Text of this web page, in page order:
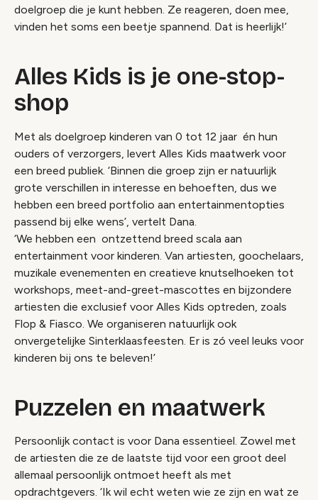
doelgroep die je kunt hebben. Ze reageren, doen mee,
vinden het soms een beetje spannend. Dat is heerlijk!’
Alles Kids is je one-stop-
shop
Met als doelgroep kinderen van 0 tot 12 jaar én hun
ouders of verzorgers, levert Alles Kids maatwerk voor
een breed publiek. ‘Binnen die groep zijn er natuurlijk
grote verschillen in interesse en behoeften, dus we
hebben een breed portfolio aan entertainmentopties
passend bij elke wens’, vertelt Dana.
‘We hebben een ontzettend breed scala aan
entertainment voor kinderen. Van artiesten, goochelaars,
muzikale evenementen en creatieve knutselhoeken tot
workshops, meet-and-greet-mascottes en bijzondere
artiesten die exclusief voor Alles Kids optreden, zoals
Flop & Fiasco. We organiseren natuurlijk ook
onvergetelijke Sinterklaasfeesten. Er is zó veel leuks voor
kinderen bij ons te beleven!’
Puzzelen en maatwerk
Persoonlijk contact is voor Dana essentieel. Zowel met
de artiesten die ze de laatste tijd voor een groot deel
allemaal persoonlijk ontmoet heeft als met
opdrachtgevers. ‘Ik wil echt weten wie ze zijn en wat ze